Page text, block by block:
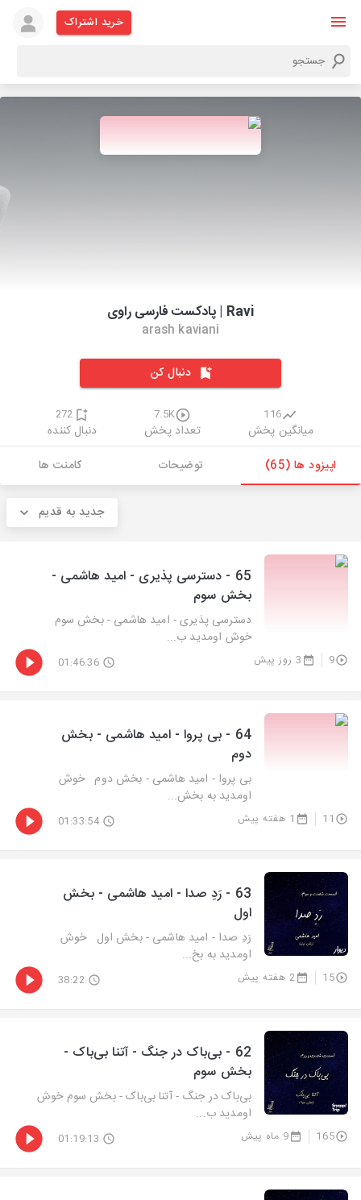
خرید اشتراک
Ravi | پادکست فارسی راوی
arash kaviani
دنبال کن
116
میانگین پخش
7.5K
تعداد پخش
272
دنبال کننده
اپیزود ها (65)
توضیحات کامنت ها
جدید به قدیم
65 - دسترسی پذیری - امید هاشمی -
بخش سوم
دسترسی پذیری - امید هاشمی - بخش سوم
خوش اومدید ب...
9 3 روز پیش 01:46:36
64 - بی پروا - امید هاشمی - بخش
دوم
بی پروا - امید هاشمی - بخش دوم خوش
اومدید به بخش...
11 1 هفته پیش 01:33:54
63 - رَدِ صدا - امید هاشمی - بخش
اول
رَدِ صدا - امید هاشمی - بخش اول خوش
اومدید به بخ...
15 2 هفته پیش 38:22
62 - بی‌باک در جنگ - آتنا بی‌باک -
بخش سوم
بی‌باک در جنگ - آتنا بی‌باک - بخش سوم خوش
اومدید ب...
165 9 ماه پیش 01:19:13